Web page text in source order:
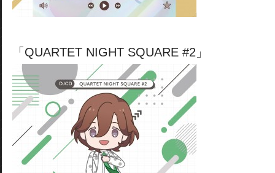
「QUARTET NIGHT SQUARE #2」